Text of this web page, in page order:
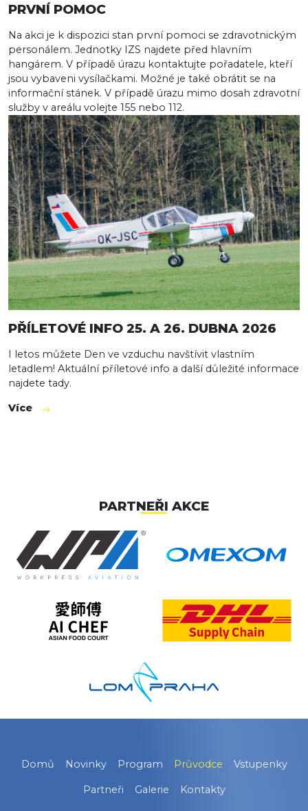
PRVNÍ POMOC
Na akci je k dispozici stan první pomoci se zdravotnickým
personálem. Jednotky IZS najdete před hlavním
hangárem. V případě úrazu kontaktujte pořadatele, kteří
jsou vybaveni vysílačkami. Možné je také obrátit se na
informační stánek. V případě úrazu mimo dosah zdravotní
služby v areálu volejte 155 nebo 112.
PŘÍLETOVÉ INFO 25. A 26. DUBNA 2026
I letos můžete Den ve vzduchu navštívit vlastním
letadlem! Aktuální příletové info a další důležité informace
najdete tady.
Více
PARTNEŘI AKCE
Domů Novinky Program Průvodce Vstupenky
Partneři Galerie Kontakty